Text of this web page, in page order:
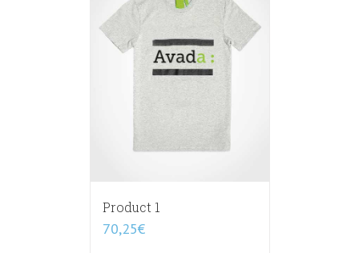
Product 1
70,25€